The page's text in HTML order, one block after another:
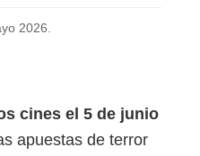
2026.
cines el 5 de junio
apuestas de terror